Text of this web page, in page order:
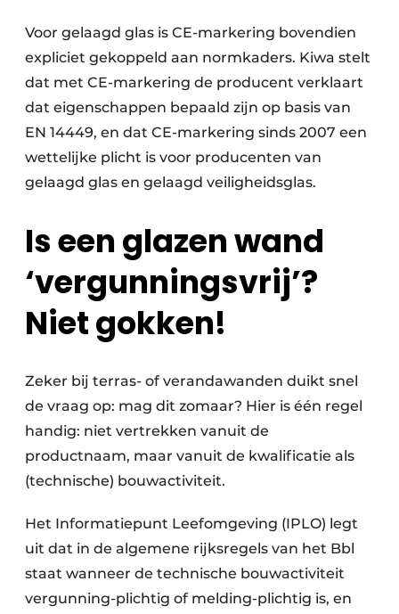
Voor gelaagd glas is CE-markering bovendien
expliciet gekoppeld aan normkaders. Kiwa stelt
dat met CE-markering de producent verklaart
dat eigenschappen bepaald zijn op basis van
EN 14449, en dat CE-markering sinds 2007 een
wettelijke plicht is voor producenten van
gelaagd glas en gelaagd veiligheidsglas.
Is een glazen wand
‘vergunningsvrij’?
Niet gokken!
Zeker bij terras- of verandawanden duikt snel
de vraag op: mag dit zomaar? Hier is één regel
handig: niet vertrekken vanuit de
productnaam, maar vanuit de kwalificatie als
(technische) bouwactiviteit.
Het Informatiepunt Leefomgeving (IPLO) legt
uit dat in de algemene rijksregels van het Bbl
staat wanneer de technische bouwactiviteit
vergunning-plichtig of melding-plichtig is, en